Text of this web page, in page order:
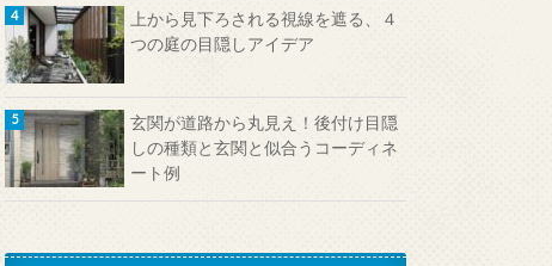
上から見下ろされる視線を遮る、４
つの庭の目隠しアイデア
玄関が道路から丸見え！後付け目隠
しの種類と玄関と似合うコーディネ
ート例